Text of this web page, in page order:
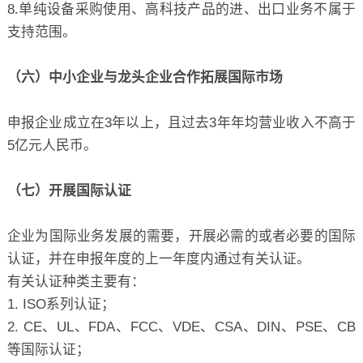
8.单纯设备采购使用、高科技产品的进、出口业务不属于
支持范围。
（六）中小企业与龙头企业合作拓展国际市场
申报企业成立在3年以上，且过去3年年均营业收入不高于
5亿元人民币。
（七）开展国际认证
企业为国际业务发展的需要，开展必需的或者必要的国际
认证，并在申报年度的上一年度内通过有关认证。
有关认证种类主要有：
1. ISO系列认证；
2. CE、UL、FDA、FCC、VDE、CSA、DIN、PSE、CB
等国际认证；